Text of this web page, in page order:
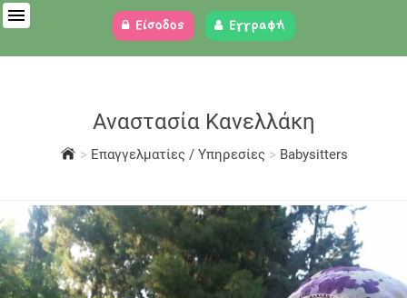
Είσοδος Εγγραφή
Αναστασία Κανελλάκη
> Επαγγελματίες / Υπηρεσίες > Babysitters